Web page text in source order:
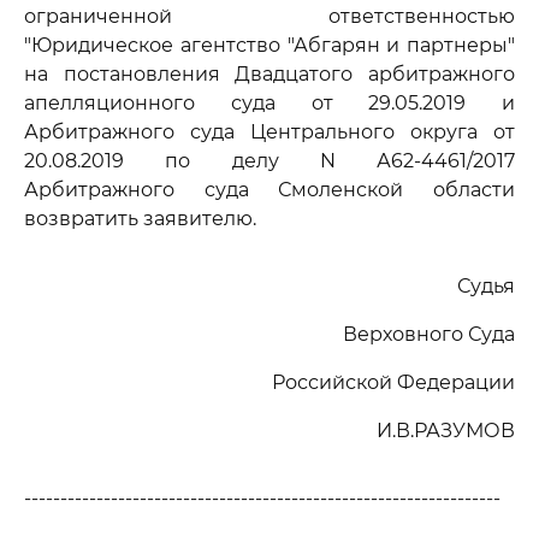
ограниченной ответственностью
"Юридическое агентство "Абгарян и партнеры"
на постановления Двадцатого арбитражного
апелляционного суда от 29.05.2019 и
Арбитражного суда Центрального округа от
20.08.2019 по делу N А62-4461/2017
Арбитражного суда Смоленской области
возвратить заявителю.
Судья
Верховного Суда
Российской Федерации
И.В.РАЗУМОВ
------------------------------------------------------------------